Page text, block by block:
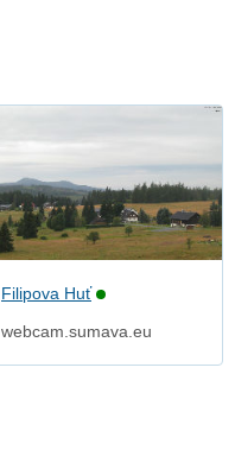
Filipova Huť
webcam.sumava.eu